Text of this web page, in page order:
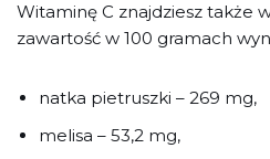
Witaminę C znajdziesz także
zawartość w 100 gramach
natka pietruszki – 269 mg,
melisa – 53,2 mg,